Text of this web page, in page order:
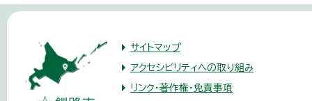
サイトマップ
アクセシビリティへの取り組み
リンク・著作権・免責事項